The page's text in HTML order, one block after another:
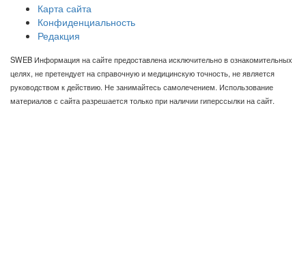
Карта сайта
Конфиденциальность
Редакция
SWEB Информация на сайте предоставлена исключительно в ознакомительных
целях, не претендует на справочную и медицинскую точность, не является
руководством к действию. Не занимайтесь самолечением. Использование
материалов с сайта разрешается только при наличии гиперссылки на сайт.